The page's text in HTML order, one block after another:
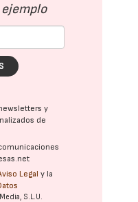
ejemplo
y
de
Legal y la
S.L.U.